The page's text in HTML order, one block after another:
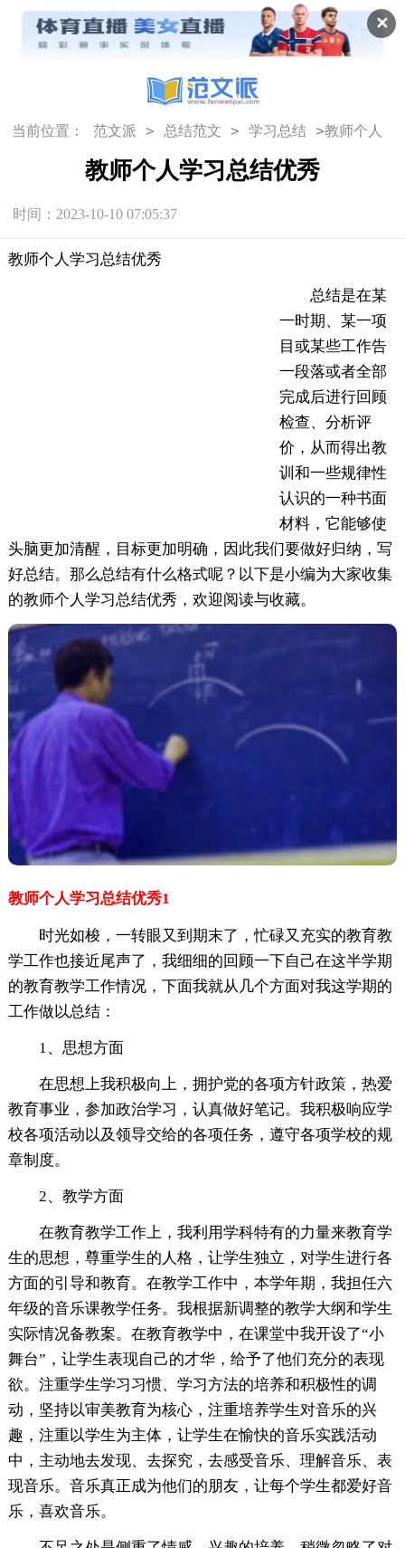
✕
当前位置： 范文派 > 总结范文 > 学习总结 >教师个人
学习总结优秀教师个人学习总结优秀
时间：2023-10-10 07:05:37
教师个人学习总结优秀
总结是在某
一时期、某一项
目或某些工作告
一段落或者全部
完成后进行回顾
检查、分析评
价，从而得出教
训和一些规律性
认识的一种书面
材料，它能够使
头脑更加清醒，目标更加明确，因此我们要做好归纳，写
好总结。那么总结有什么格式呢？以下是小编为大家收集
的教师个人学习总结优秀，欢迎阅读与收藏。
教师个人学习总结优秀1
时光如梭，一转眼又到期末了，忙碌又充实的教育教
学工作也接近尾声了，我细细的回顾一下自己在这半学期
的教育教学工作情况，下面我就从几个方面对我这学期的
工作做以总结：
1、思想方面
在思想上我积极向上，拥护党的各项方针政策，热爱
教育事业，参加政治学习，认真做好笔记。我积极响应学
校各项活动以及领导交给的各项任务，遵守各项学校的规
章制度。
2、教学方面
在教育教学工作上，我利用学科特有的力量来教育学
生的思想，尊重学生的人格，让学生独立，对学生进行各
方面的引导和教育。在教学工作中，本学年期，我担任六
年级的音乐课教学任务。我根据新调整的教学大纲和学生
实际情况备教案。在教育教学中，在课堂中我开设了“小
舞台”，让学生表现自己的才华，给予了他们充分的表现
欲。注重学生学习习惯、学习方法的培养和积极性的调
动，坚持以审美教育为核心，注重培养学生对音乐的兴
趣，注重以学生为主体，让学生在愉快的音乐实践活动
中，主动地去发现、去探究，去感受音乐、理解音乐、表
现音乐。音乐真正成为他们的朋友，让每个学生都爱好音
乐，喜欢音乐。